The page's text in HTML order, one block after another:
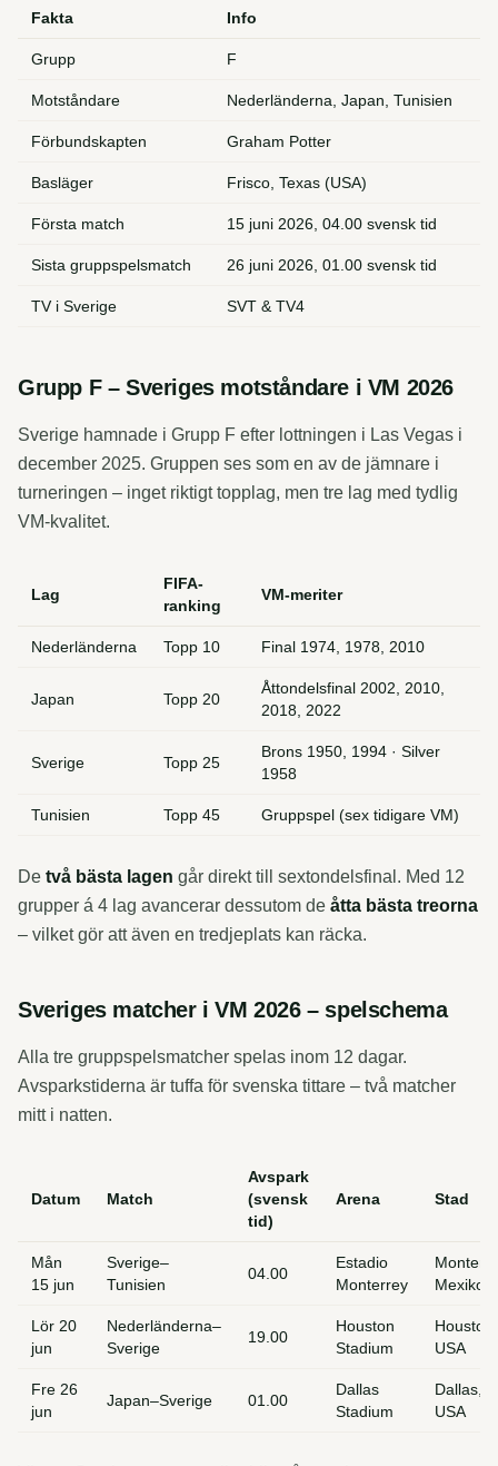
Fakta Info
Grupp F
Motståndare Nederländerna, Japan, Tunisien
Förbundskapten Graham Potter
Basläger Frisco, Texas (USA)
Första match 15 juni 2026, 04.00 svensk tid
Sista gruppspelsmatch 26 juni 2026, 01.00 svensk tid
TV i Sverige SVT & TV4
Grupp F – Sveriges motståndare i VM 2026
Sverige hamnade i Grupp F efter lottningen i Las Vegas i
december 2025. Gruppen ses som en av de jämnare i
turneringen – inget riktigt topplag, men tre lag med tydlig
VM-kvalitet.
Lag
FIFA-
ranking
VM-meriter
Nederländerna Topp 10 Final 1974, 1978, 2010
Japan Topp 20
Åttondelsfinal 2002, 2010,
2018, 2022
Sverige Topp 25
Brons 1950, 1994 · Silver
1958
Tunisien Topp 45 Gruppspel (sex tidigare VM)
De två bästa lagen går direkt till sextondelsfinal. Med 12
grupper á 4 lag avancerar dessutom de åtta bästa treorna
– vilket gör att även en tredjeplats kan räcka.
Sveriges matcher i VM 2026 – spelschema
Alla tre gruppspelsmatcher spelas inom 12 dagar.
Avsparkstiderna är tuffa för svenska tittare – två matcher
mitt i natten.
Datum Match
Avspark
(svensk
tid)
Arena Stad
Mån
15 jun
Sverige–
Tunisien
04.00
Estadio
Monterrey
Mexiko
Lör 20
jun
Nederländerna–
Sverige
19.00
Houston
Stadium
Houston,
USA
Fre 26
jun
Japan–Sverige 01.00
Dallas
Stadium
Dallas,
USA